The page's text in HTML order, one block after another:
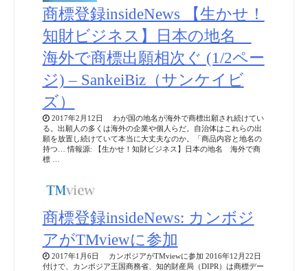
商標登録insideNews 【生かせ！
知財ビジネス】日本の地名
海外で商標出願相次ぐ (1/2ペー
ジ) – SankeiBiz（サンケイビ
ズ）
2017年2月12日 わが国の地名が海外で商標出願され続けてい
る。出願人の多くは海外の企業や個人らだ。自治体はこれらの出
願を放置し続けていて本当に大丈夫なのか。「商品内容と地名の
持つ… 情報源: 【生かせ！知財ビジネス】日本の地名 海外で商
標 …
商標登録insideNews: カンボジ
アがTMviewに参加
2017年1月6日 カンボジアがTMviewに参加 2016年12月22日
付けで、カンボジア王国商務省、知的財産局（DIPR）は商標デー